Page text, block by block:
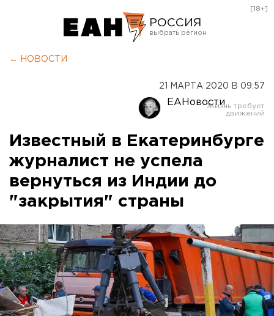
РОССИЯ
Оренбург
[18+]
← НОВОСТИ
21 МАРТА 2020 В 09:57
ЕАНовости
Известный в Екатеринбурге
журналист не успела
вернуться из Индии до
"закрытия" страны